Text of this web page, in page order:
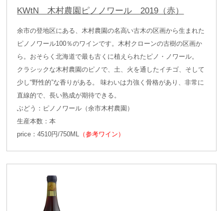
KWtN 木村農園ピノノワール 2019（赤）
余市の登地区にある、木村農園の名高い古木の区画から生まれた
ピノノワール100％のワインです。木村クローンの古樹の区画か
ら。おそらく北海道で最も古くに植えられたピノ・ノワール。
クラシックな木村農園のピノで、土、火を通したイチゴ、そして
少し“野性的”な香りがある。 味わいは力強く骨格があり、非常に
直線的で、長い熟成が期待できる。
ぶどう：ピノノワール（余市木村農園）
生産本数：本
price：4510円/750ML （参考ワイン）